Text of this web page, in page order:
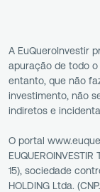
A EuQueroInvestir
apuração de todo
entanto, que não
investimento, não
indiretos e
O portal
15), sociedade
HOLDING Ltda.